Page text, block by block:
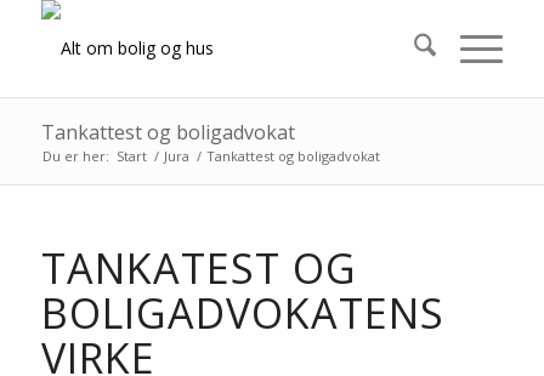
Tankattest og boligadvokat
Du er her: Start / Jura / Tankattest og boligadvokat
TANKATEST OG
BOLIGADVOKATENS
VIRKE